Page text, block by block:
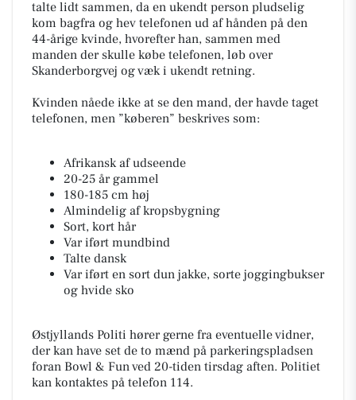
talte lidt sammen, da en ukendt person pludselig
kom bagfra og hev telefonen ud af hånden på den
44-årige kvinde, hvorefter han, sammen med
manden der skulle købe telefonen, løb over
Skanderborgvej og væk i ukendt retning.
Kvinden nåede ikke at se den mand, der havde taget
telefonen, men ”køberen” beskrives som:
Afrikansk af udseende
20-25 år gammel
180-185 cm høj
Almindelig af kropsbygning
Sort, kort hår
Var iført mundbind
Talte dansk
Var iført en sort dun jakke, sorte joggingbukser
og hvide sko
Østjyllands Politi hører gerne fra eventuelle vidner,
der kan have set de to mænd på parkeringspladsen
foran Bowl & Fun ved 20-tiden tirsdag aften. Politiet
kan kontaktes på telefon 114.